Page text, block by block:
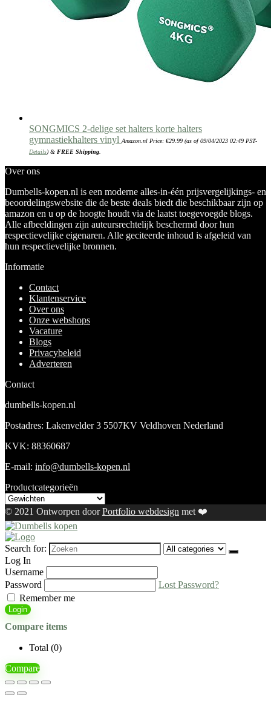
SONGMICS 2-delige set halters korte halters
gymnastiekhalters vinyl Amazon.nl Price: €29.99 (as of 09/04/2023 02:49 PST-
Details) & FREE Shipping
Over ons
Dumbells-kopen.nl is een moderne alles-in-één prijsvergelijkings- en
beoordelingswebsite die de beste deals biedt die beschikbaar zijn op
amazon en u op de hoogte houdt via de laatst toegevoegde blogs.
Alle afbeeldingen zijn auteursrechtelijk beschermd door hun
respectievelijke eigenaren. Alle geciteerde inhoud is afgeleid van
hun respectievelijke bronnen.
Informatie
Contact
Klantenservice
Over ons
Onze webshops
Vacature
Blogs
Privacybeleid
Adverteren
Contact
dumbells-kopen.nl
Postadres: Lakenvelder 3 5507KV Veldhoven Nederland
KVK: 88360687
E-mail: info@dumbells-kopen.nl
Productcategorieën
© 2021 Ontworpen doorPortfolio webdesign met ❤️
Search for:
Log In
Username
Password
Lost Password?
Remember me
Login
Compare items
Total (0)
Compare